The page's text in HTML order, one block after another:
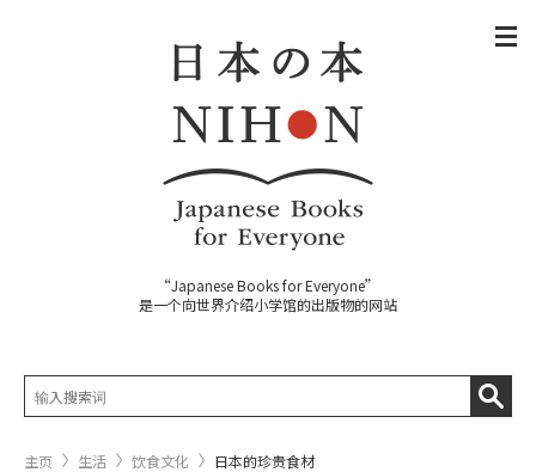
“Japanese Books for Everyone”
是一个向世界介绍小学馆的出版物的网站
主页 生活 饮食文化 日本的珍贵食材